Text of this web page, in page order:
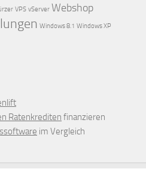
VPS vServer Webshop
Windows 8.1 Windows XP
Ratenkrediten finanzieren
im Vergleich